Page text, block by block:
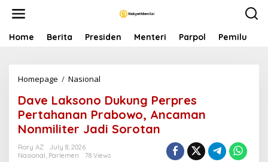
Home Berita Presiden Menteri Parpol Pemilu
Homepage / Nasional
e
L
a
s
Dave Laksono Dukung Perpres
Pertahanan Prabowo, Ancaman
Nonmiliter Jadi Sorotan
Rory AZ
July 8, 2026
Nasional, Parlemen 78 Views